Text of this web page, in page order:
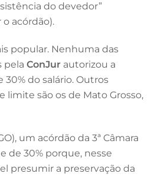
do devedor”
o acórdão).
popular. Nenhuma das
pelaConJur autorizou a
30% do salário. Outros
limite são os de Mato Grosso,
um acórdão da 3ª Câmara
de 30% porque, nesse
presumir a preservação da